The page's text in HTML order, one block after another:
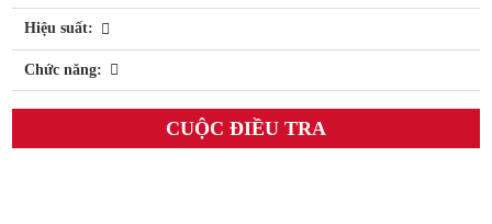
Hiệu suất:
Chức năng:
CUỘC ĐIỀU TRA